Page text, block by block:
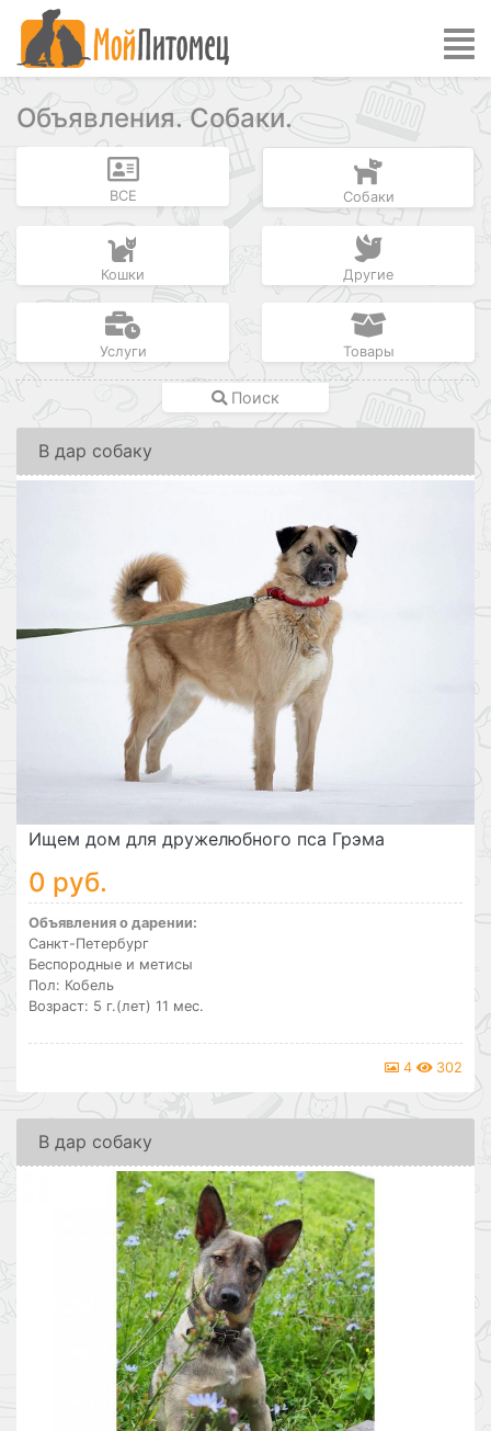
Объявления. Собаки.
ВСЕ Собаки
Кошки Другие
Услуги Товары
Поиск
В дар собаку
Ищем дом для дружелюбного пса Грэма
0 руб.
Объявления о дарении:
Санкт-Петербург
Беспородные и метисы
Пол: Кобель
Возраст: 5 г.(лет) 11 мес.
4 302
В дар собаку